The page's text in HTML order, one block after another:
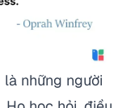
những người